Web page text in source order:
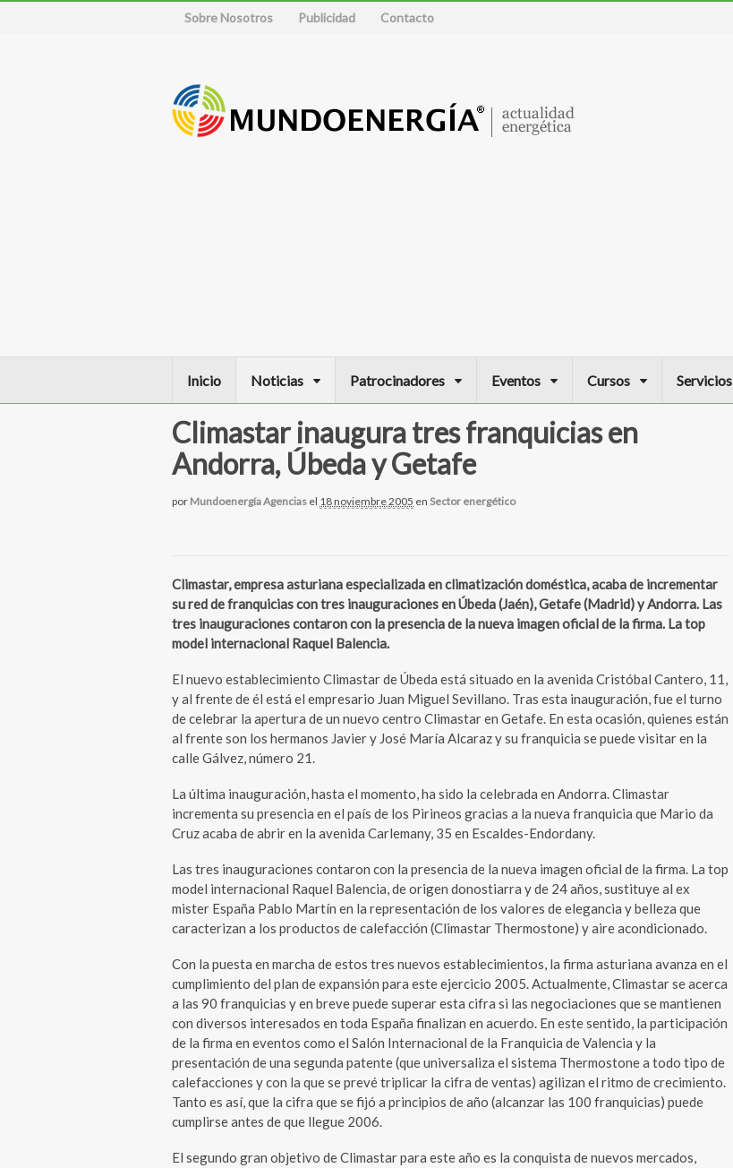
Sobre Nosotros Publicidad Contacto
Inicio Noticias Patrocinadores Eventos Cursos Servicios
Climastar inaugura tres franquicias en
Andorra, Úbeda y Getafe
por Mundoenergía Agencias el 18 noviembre 2005 en Sector energético
Climastar, empresa asturiana especializada en climatización doméstica, acaba de incrementar
su red de franquicias con tres inauguraciones en Úbeda (Jaén), Getafe (Madrid) y Andorra. Las
tres inauguraciones contaron con la presencia de la nueva imagen oficial de la firma. La top
model internacional Raquel Balencia.
El nuevo establecimiento Climastar de Úbeda está situado en la avenida Cristóbal Cantero, 11,
y al frente de él está el empresario Juan Miguel Sevillano. Tras esta inauguración, fue el turno
de celebrar la apertura de un nuevo centro Climastar en Getafe. En esta ocasión, quienes están
al frente son los hermanos Javier y José María Alcaraz y su franquicia se puede visitar en la
calle Gálvez, número 21.
La última inauguración, hasta el momento, ha sido la celebrada en Andorra. Climastar
incrementa su presencia en el país de los Pirineos gracias a la nueva franquicia que Mario da
Cruz acaba de abrir en la avenida Carlemany, 35 en Escaldes-Endordany.
Las tres inauguraciones contaron con la presencia de la nueva imagen oficial de la firma. La top
model internacional Raquel Balencia, de origen donostiarra y de 24 años, sustituye al ex
mister España Pablo Martín en la representación de los valores de elegancia y belleza que
caracterizan a los productos de calefacción (Climastar Thermostone) y aire acondicionado.
Con la puesta en marcha de estos tres nuevos establecimientos, la firma asturiana avanza en el
cumplimiento del plan de expansión para este ejercicio 2005. Actualmente, Climastar se acerca
a las 90 franquicias y en breve puede superar esta cifra si las negociaciones que se mantienen
con diversos interesados en toda España finalizan en acuerdo. En este sentido, la participación
de la firma en eventos como el Salón Internacional de la Franquicia de Valencia y la
presentación de una segunda patente (que universaliza el sistema Thermostone a todo tipo de
calefacciones y con la que se prevé triplicar la cifra de ventas) agilizan el ritmo de crecimiento.
Tanto es así, que la cifra que se fijó a principios de año (alcanzar las 100 franquicias) puede
cumplirse antes de que llegue 2006.
El segundo gran objetivo de Climastar para este año es la conquista de nuevos mercados,